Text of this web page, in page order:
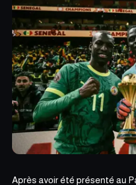
Après avoir été présenté au